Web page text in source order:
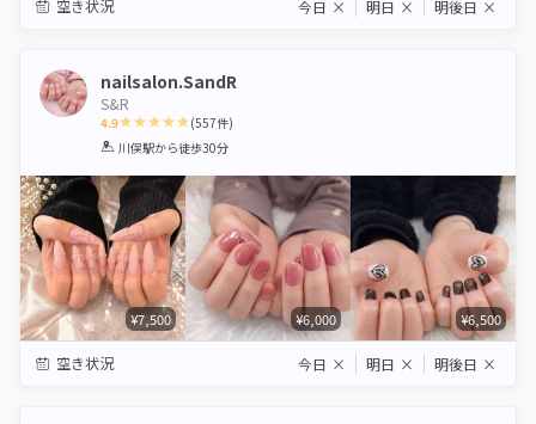
空き状況 今日 × 明日 × 明後日 ×
nailsalon.SandR
S&R
4.9
1 2 3 4 5
(557件)
川俣駅から徒歩30分
¥7,500 ¥6,000 ¥6,500
空き状況 今日 × 明日 × 明後日 ×